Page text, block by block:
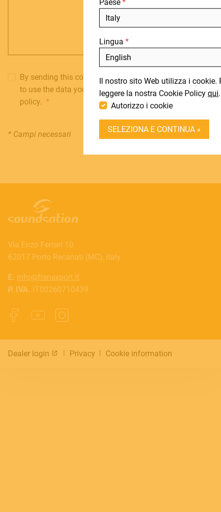
Lingua
Il nostro sito Web utilizza i cookie.
leggere la nostra Cookie Policy qui.
Autorizzo i cookie
SELEZIONA E CONTINUA »
By sending this contact request you give your consent
to use the data you submitted according to our privacy
policy.
* Campi necessari INVIA
Via Enzo Ferrari 10
62017 Porto Recanati (MC), Italy
E. info@frenexport.it
P. IVA. IT00260710439
Dealer login Privacy Cookie information